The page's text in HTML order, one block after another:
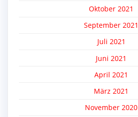
Oktober 2021
September 2021
Juli 2021
Juni 2021
April 2021
März 2021
November 2020